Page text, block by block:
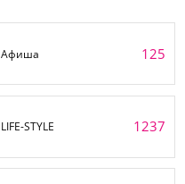
Афиша 125
LIFE-STYLE 1237